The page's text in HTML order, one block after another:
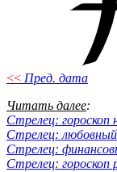
<< Пред. дата
Читать далее:
Стрелец: гороскоп
Стрелец: любовный
Стрелец:
Стрелец: гороскоп